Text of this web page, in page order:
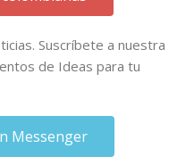
Suscríbete a nuestra
de Ideas para tu
Messenger